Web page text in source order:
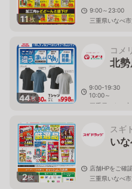
11枚
9:00～23:00
三重県いなべ
44枚
コメ
北
9:00-19:30 10
10:00～
三重県いなべ
2枚
スギ
い
店舗HPをご確
三重県いなべ